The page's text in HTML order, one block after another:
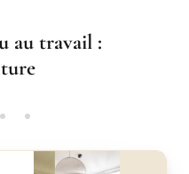
au travail :
Avant Après